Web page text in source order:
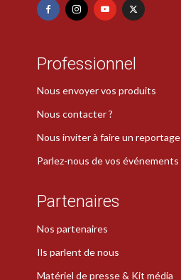
Professionnel
Nous envoyer vos produits
Nous contacter ?
Nous inviter à faire un reportage
Parlez-nous de vos événements
Partenaires
Nos partenaires
Ils parlent de nous
Matériel de presse & Kit média